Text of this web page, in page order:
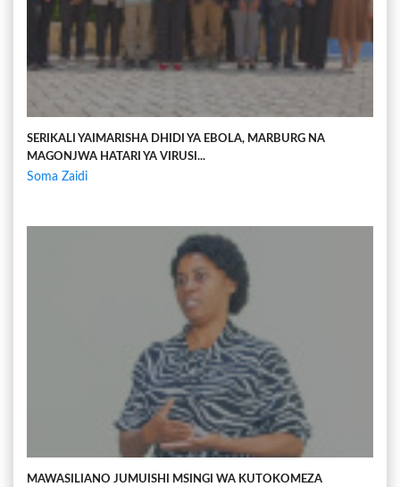
SERIKALI YAIMARISHA DHIDI YA EBOLA, MARBURG NA
MAGONJWA HATARI YA VIRUSI...
Soma Zaidi
MAWASILIANO JUMUISHI MSINGI WA KUTOKOMEZA